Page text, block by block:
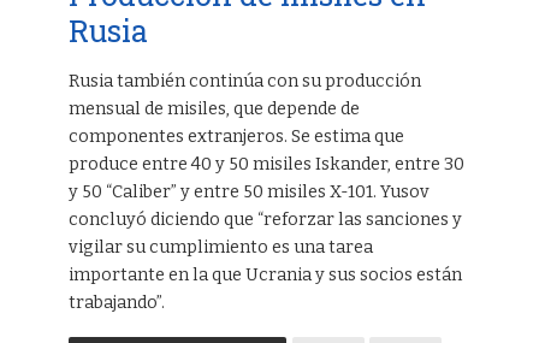
Rusia
Rusia también continúa con su producción
mensual de misiles, que depende de
componentes extranjeros. Se estima que
produce entre 40 y 50 misiles Iskander, entre 30
y 50 “Caliber” y entre 50 misiles X-101. Yusov
concluyó diciendo que “reforzar las sanciones y
vigilar su cumplimiento es una tarea
importante en la que Ucrania y sus socios están
trabajando”.